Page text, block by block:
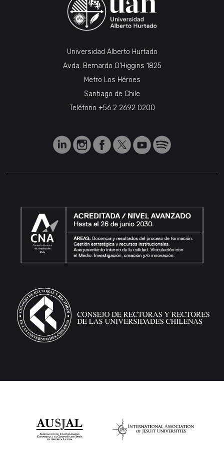
Universidad Alberto Hurtado
Avda. Bernardo O’Higgins 1825
Metro Los Héroes
Santiago de Chile
Teléfono +56 2 2692 0200